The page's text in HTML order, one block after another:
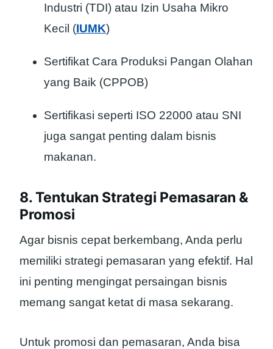
Industri (TDI) atau Izin Usaha Mikro
Kecil (IUMK)
Sertifikat Cara Produksi Pangan Olahan
yang Baik (CPPOB)
Sertifikasi seperti ISO 22000 atau SNI
juga sangat penting dalam bisnis
makanan.
8. Tentukan Strategi Pemasaran &
Promosi
Agar bisnis cepat berkembang, Anda perlu
memiliki strategi pemasaran yang efektif. Hal
ini penting mengingat persaingan bisnis
memang sangat ketat di masa sekarang.
Untuk promosi dan pemasaran, Anda bisa